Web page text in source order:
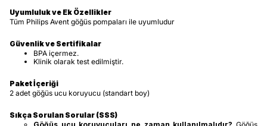
Uyumluluk ve Ek Özellikler
Tüm Philips Avent göğüs pompaları ile uyumludur
Güvenlik ve Sertifikalar
BPA içermez.
Klinik olarak test edilmiştir.
Paket İçeriği
2 adet göğüs ucu koruyucu (standart boy)
Sıkça Sorulan Sorular (SSS)